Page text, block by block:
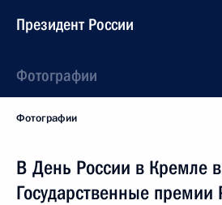
Президент России
Фотографии
Фотографии
В День России в Кремле
Государственные премии